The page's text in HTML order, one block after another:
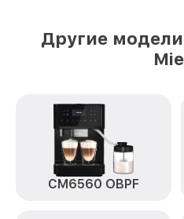
Диагностика и ремонт платы
управления CVA7440 EDST/
Другие
CM6560 OBPF